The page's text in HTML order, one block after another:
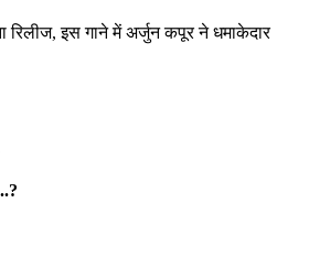
रिलीज, इस गाने में अर्जुन कपूर ने धमाकेदार